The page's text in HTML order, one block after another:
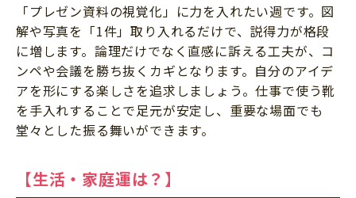
「プレゼン資料の視覚化」に力を入れたい週です。図
解や写真を「1件」取り入れるだけで、説得力が格段
に増します。論理だけでなく直感に訴える工夫が、コ
ンペや会議を勝ち抜くカギとなります。自分のアイデ
アを形にする楽しさを追求しましょう。仕事で使う靴
を手入れすることで足元が安定し、重要な場面でも
堂々とした振る舞いができます。
【生活・家庭運は？】